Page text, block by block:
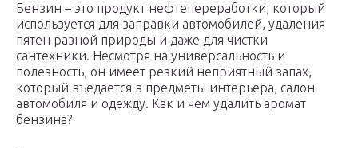
Бензин – это продукт нефтепереработки, который
используется для заправки автомобилей, удаления
пятен разной природы и даже для чистки
сантехники. Несмотря на универсальность и
полезность, он имеет резкий неприятный запах,
который въедается в предметы интерьера, салон
автомобиля и одежду. Как и чем удалить аромат
бензина?